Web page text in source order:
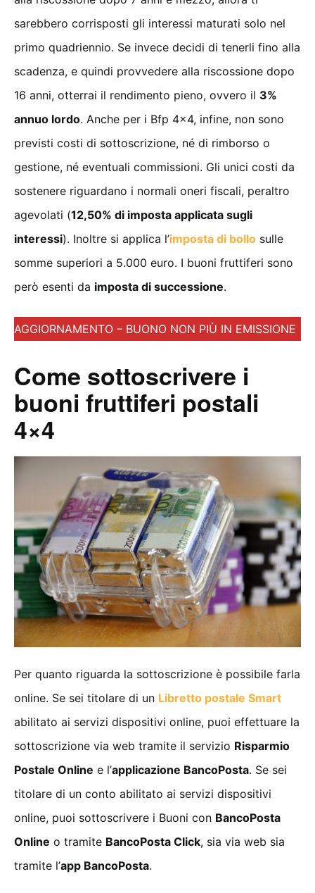
sarebbero corrisposti gli interessi maturati solo nel
primo quadriennio. Se invece decidi di tenerli fino alla
scadenza, e quindi provvedere alla riscossione dopo
16 anni, otterrai il rendimento pieno, ovvero il 3%
annuo lordo. Anche per i Bfp 4×4, infine, non sono
previsti costi di sottoscrizione, né di rimborso o
gestione, né eventuali commissioni. Gli unici costi da
sostenere riguardano i normali oneri fiscali, peraltro
agevolati (12,50% di imposta applicata sugli
interessi). Inoltre si applica l’imposta di bollo sulle
somme superiori a 5.000 euro. I buoni fruttiferi sono
però esenti da imposta di successione.
AGGIORNAMENTO – BUONO NON PIÙ IN EMISSIONE
Come sottoscrivere i
buoni fruttiferi postali
4×4
Per quanto riguarda la sottoscrizione è possibile farla
online. Se sei titolare di un Libretto postale Smart
abilitato ai servizi dispositivi online, puoi effettuare la
sottoscrizione via web tramite il servizio Risparmio
Postale Online e l’applicazione BancoPosta. Se sei
titolare di un conto abilitato ai servizi dispositivi
online, puoi sottoscrivere i Buoni con BancoPosta
Online o tramite BancoPosta Click, sia via web sia
tramite l’app BancoPosta.